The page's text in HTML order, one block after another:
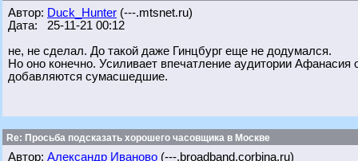
Автор: Duck_Hunter (---.mtsnet.ru)
Дата: 25-11-21 00:12
не, не сделал. До такой даже Гинцбург еще не додумался.
Но оно конечно. Усиливает впечатление аудитории
добавляются сумасшедшие.
Re: Просьба подсказать хорошего часовщика в Москве
Автор: Александр Иваново (---.broadband.corbina.ru)